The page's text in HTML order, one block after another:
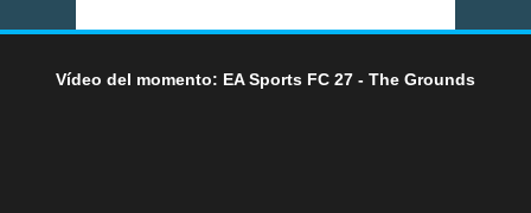
Vídeo del momento: EA Sports FC 27 - The Grounds